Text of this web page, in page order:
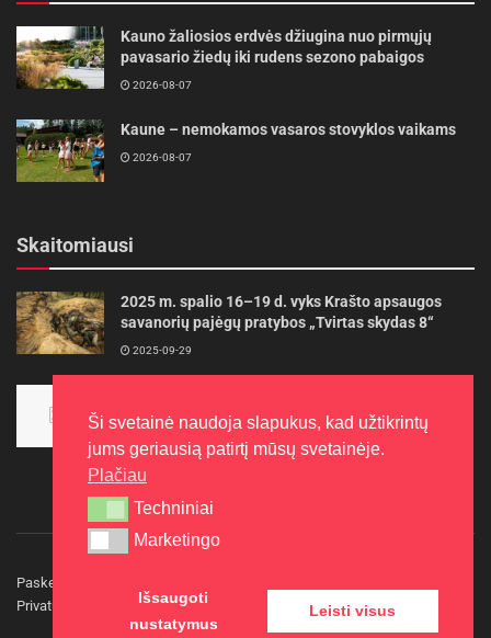
Kauno žaliosios erdvės džiugina nuo pirmųjų
pavasario žiedų iki rudens sezono pabaigos
2026-08-07
Kaune – nemokamos vasaros stovyklos vaikams
2026-08-07
Skaitomiausi
2025 m. spalio 16–19 d. vyks Krašto apsaugos
savanorių pajėgų pratybos „Tvirtas skydas 8“
2025-09-29
aukso
2015-10-30
Paskelbkite naujieną
Privatumo politika
Kontaktai
Ši svetainė naudoja slapukus, kad užtikrintų
jums geriausią patirtį mūsų svetainėje.
Plačiau
Techniniai
Techniniai
Marketingo
Marketingo
Išsaugoti
nustatymus
Leisti visus